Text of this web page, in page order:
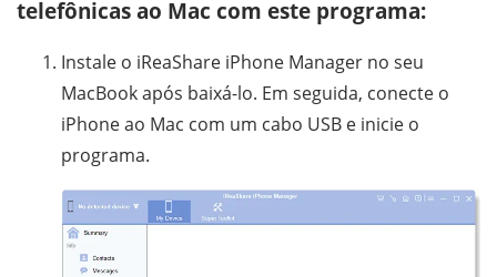
telefônicas ao Mac com este programa:
Instale o iReaShare iPhone Manager no seu
MacBook após baixá-lo. Em seguida, conecte o
iPhone ao Mac com um cabo USB e inicie o
programa.